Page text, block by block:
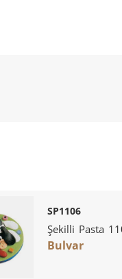
SP1106
Şekilli Pasta
Bulvar